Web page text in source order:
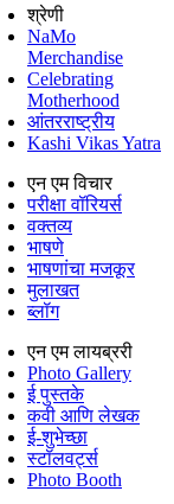
श्रेणी
NaMo
Merchandise
Celebrating
Motherhood
आंतरराष्ट्रीय
Kashi Vikas Yatra
एन एम विचार
परीक्षा वॉरियर्स
वक्तव्य
भाषणे
भाषणांचा मजकूर
मुलाखत
ब्लॉग
एन एम लायब्ररी
Photo Gallery
ई पुस्तके
कवी आणि लेखक
ई-शुभेच्छा
स्टॉलवर्ट्स
Photo Booth